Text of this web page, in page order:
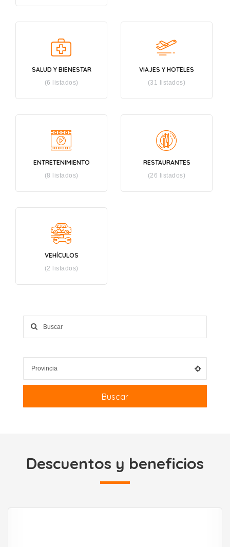
SALUD Y BIENESTAR
(6 listados)
VIAJES Y HOTELES
(31 listados)
ENTRETENIMIENTO
(8 listados)
RESTAURANTES
(26 listados)
VEHÍCULOS
(2 listados)
Buscar
Descuentos y beneficios